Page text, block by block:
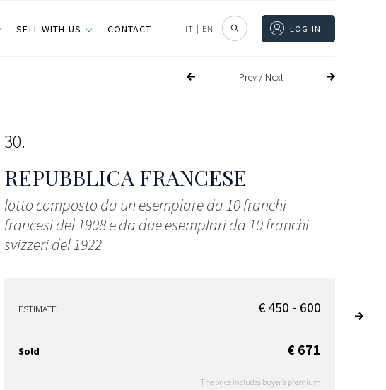
SELL WITH US CONTACT IT | EN LOG IN
Prev/ Next
30
REPUBBLICA FRANCESE
lotto composto da un esemplare da 10 franchi
francesi del 1908 e da due esemplari da 10 franchi
svizzeri del 1922
ESTIMATE € 450 - 600
Sold € 671
The price includes buyer's premium